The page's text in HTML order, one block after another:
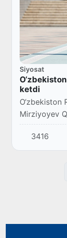
Siyosat
ketdi
O‘zbekiston
Mirziyoyev
tashrifi bilan
3416